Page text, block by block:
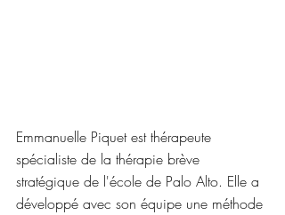
Emmanuelle Piquet est thérapeute
spécialiste de la thérapie brève
stratégique de l'école de Palo Alto. Elle a
développé avec son équipe une méthode